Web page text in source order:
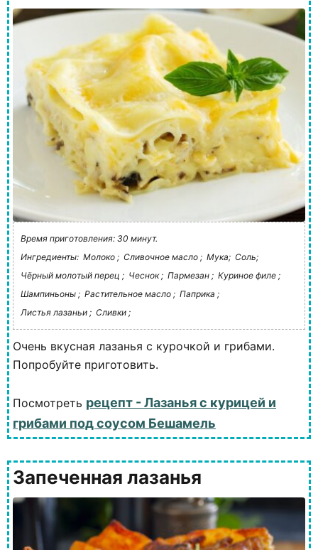
Время приготовления: 30 минут.
Ингредиенты: Молоко ; Сливочное масло ; Мука; Соль;
Чёрный молотый перец ; Чеснок ; Пармезан ; Куриное филе ;
Шампиньоны ; Растительное масло ; Паприка ;
Листья лазаньи ; Сливки ;
Очень вкусная лазанья с курочкой и грибами.
Попробуйте приготовить.
Посмотреть рецепт - Лазанья с курицей и
грибами под соусом Бешамель
Запеченная лазанья